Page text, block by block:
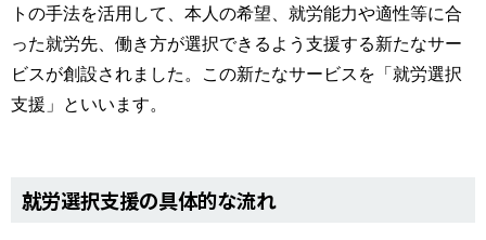
トの手法を活用して、本人の希望、就労能力や適性等に合
った就労先、働き方が選択できるよう支援する新たなサー
ビスが創設されました。この新たなサービスを「就労選択
支援」といいます。
就労選択支援の具体的な流れ